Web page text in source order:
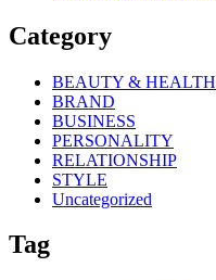
Category
BEAUTY & HEALTH
BRAND
BUSINESS
PERSONALITY
RELATIONSHIP
STYLE
Uncategorized
Tag